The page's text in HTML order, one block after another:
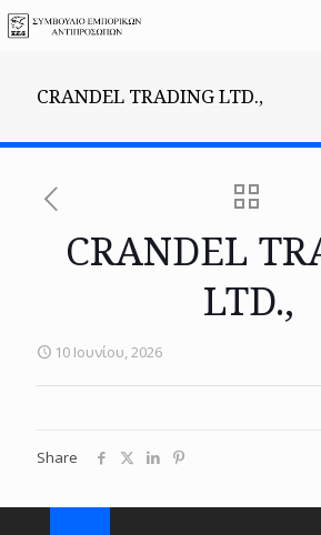
CRANDEL TRADING LTD.,
CRANDEL
LTD.,
10 Ιουνίου, 2026
Share